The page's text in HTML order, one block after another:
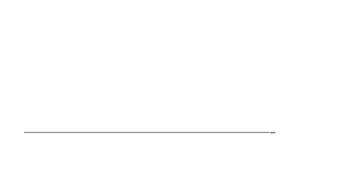
————————————-